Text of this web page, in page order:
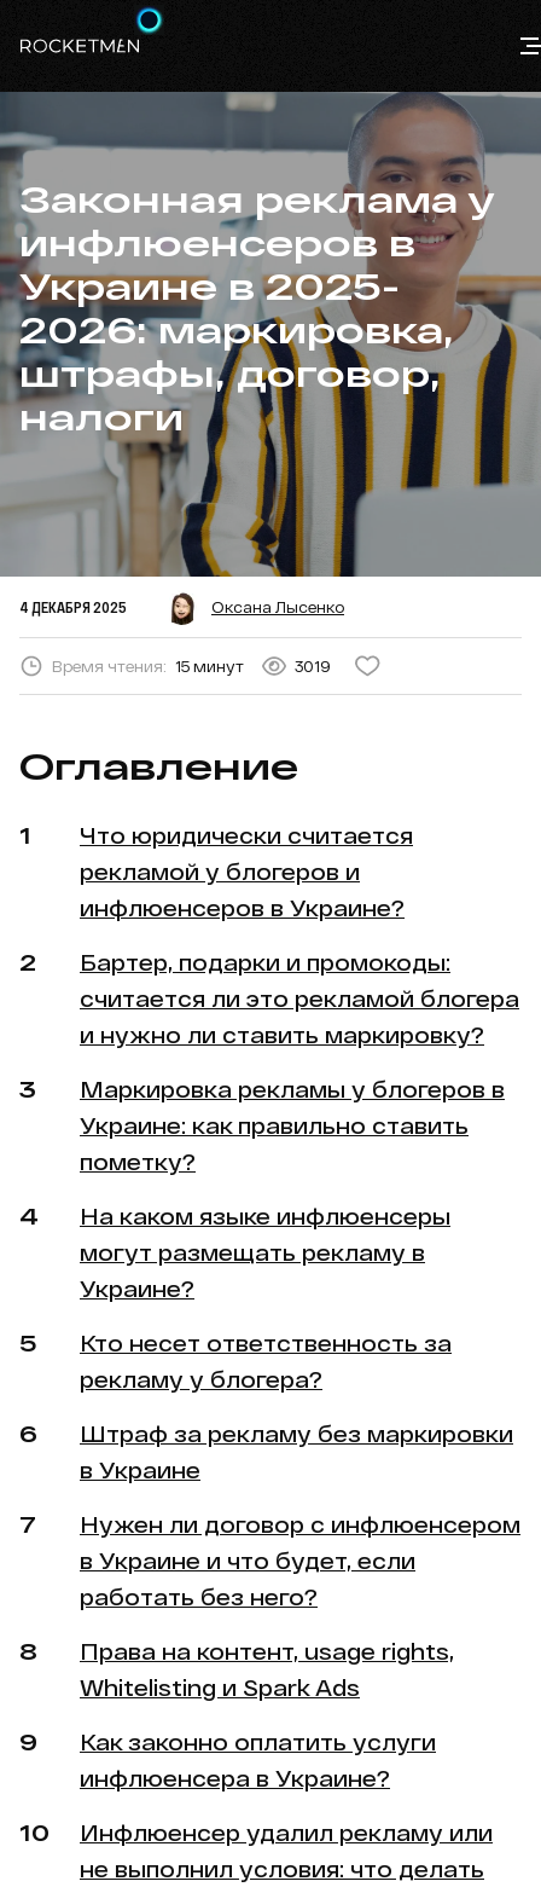
Законная реклама у
инфлюенсеров в
Украине в 2025-
2026: маркировка,
штрафы, договор,
налоги
4 ДЕКАБРЯ 2025 Оксана Лысенко
Время чтения: 15 минут 3019
Оглавление
Что юридически считается
рекламой у блогеров и
инфлюенсеров в Украине?
Бартер, подарки и промокоды:
считается ли это рекламой блогера
и нужно ли ставить маркировку?
Маркировка рекламы у блогеров в
Украине: как правильно ставить
пометку?
На каком языке инфлюенсеры
могут размещать рекламу в
Украине?
Кто несет ответственность за
рекламу у блогера?
Штраф за рекламу без маркировки
в Украине
Нужен ли договор с инфлюенсером
в Украине и что будет, если
работать без него?
Права на контент, usage rights,
Whitelisting и Spark Ads
Как законно оплатить услуги
инфлюенсера в Украине?
Инфлюенсер удалил рекламу или
не выполнил условия: что делать